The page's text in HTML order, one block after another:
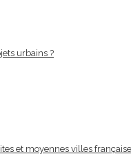
urbains ?
et moyennes villes